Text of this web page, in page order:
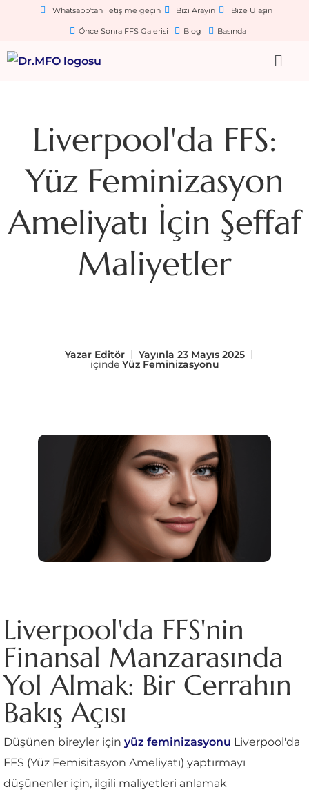
Whatsapp'tan iletişime geçin Bizi Arayın Bize Ulaşın
Önce Sonra FFS Galerisi Blog Basında
Liverpool'da FFS:
Yüz Feminizasyon
Ameliyatı İçin Şeffaf
Maliyetler
YazarEditör Yayınla 23 Mayıs 2025
içinde Yüz Feminizasyonu
Liverpool'da FFS'nin
Finansal Manzarasında
Yol Almak: Bir Cerrahın
Bakış Açısı
Düşünen bireyler için yüz feminizasyonu Liverpool'da
FFS (Yüz Femisitasyon Ameliyatı) yaptırmayı
düşünenler için, ilgili maliyetleri anlamak